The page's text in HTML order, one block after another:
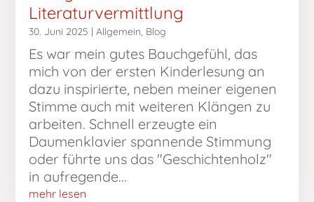
Literaturvermittlung
30. Juni 2025 |Allgemein, Blog
Es war mein gutes Bauchgefühl, das
mich von der ersten Kinderlesung an
dazu inspirierte, neben meiner eigenen
Stimme auch mit weiteren Klängen zu
arbeiten. Schnell erzeugte ein
Daumenklavier spannende Stimmung
oder führte uns das "Geschichtenholz"
in aufregende...
mehr lesen